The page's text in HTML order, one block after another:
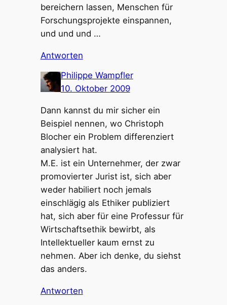
bereichern lassen, Menschen für
Forschungsprojekte einspannen,
und und und …
Antworten
Philippe Wampfler
10. Oktober 2009
Dann kannst du mir sicher ein
Beispiel nennen, wo Christoph
Blocher ein Problem differenziert
analysiert hat.
M.E. ist ein Unternehmer, der zwar
promovierter Jurist ist, sich aber
weder habiliert noch jemals
einschlägig als Ethiker publiziert
hat, sich aber für eine Professur für
Wirtschaftsethik bewirbt, als
Intellektueller kaum ernst zu
nehmen. Aber ich denke, du siehst
das anders.
Antworten